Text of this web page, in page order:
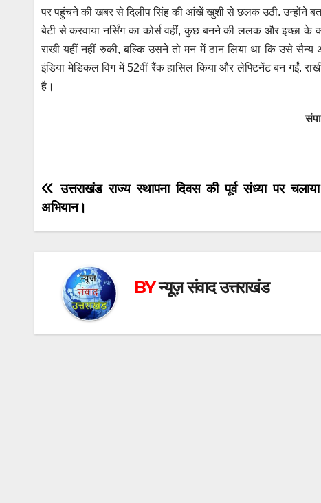
पर पहुंचने की खबर से दिलीप सिंह की आंखें खुशी से छलक उठी. उन्होंने
बेटी से करवाया नर्सिंग का कोर्स वहीं, कुछ बनने की ललक और इच्छा के
राखी यहीं नहीं रुकी, बल्कि उसने तो मन में ठान लिया था कि उसे
इंडिया मेडिकल विंग में 52वीं रैंक हासिल किया और लेफ्टिनेंट बन गईं.
है।
Post
navigation
उत्तराखंड राज्य स्थापना दिवस की पूर्व संध्या पर
अभियान।
BYन्यूज़ संवाद उत्तराखंड